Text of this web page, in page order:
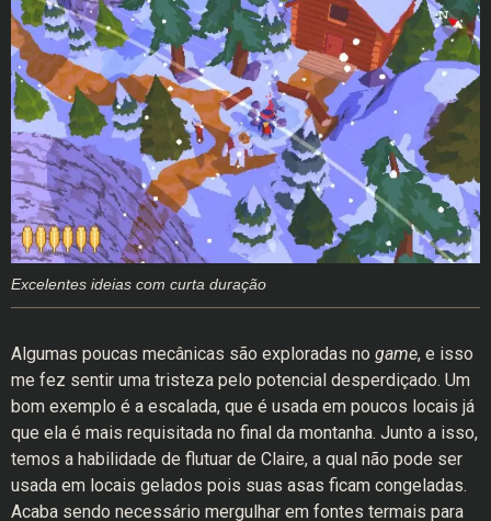
Excelentes ideias com curta duração
Algumas poucas mecânicas são exploradas no game, e isso
me fez sentir uma tristeza pelo potencial desperdiçado. Um
bom exemplo é a escalada, que é usada em poucos locais já
que ela é mais requisitada no final da montanha. Junto a isso,
temos a habilidade de flutuar de Claire, a qual não pode ser
usada em locais gelados pois suas asas ficam congeladas.
Acaba sendo necessário mergulhar em fontes termais para